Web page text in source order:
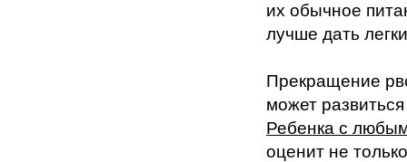
их обычное
лучше дать
Прекращение
может
Ребенка с
оценит не